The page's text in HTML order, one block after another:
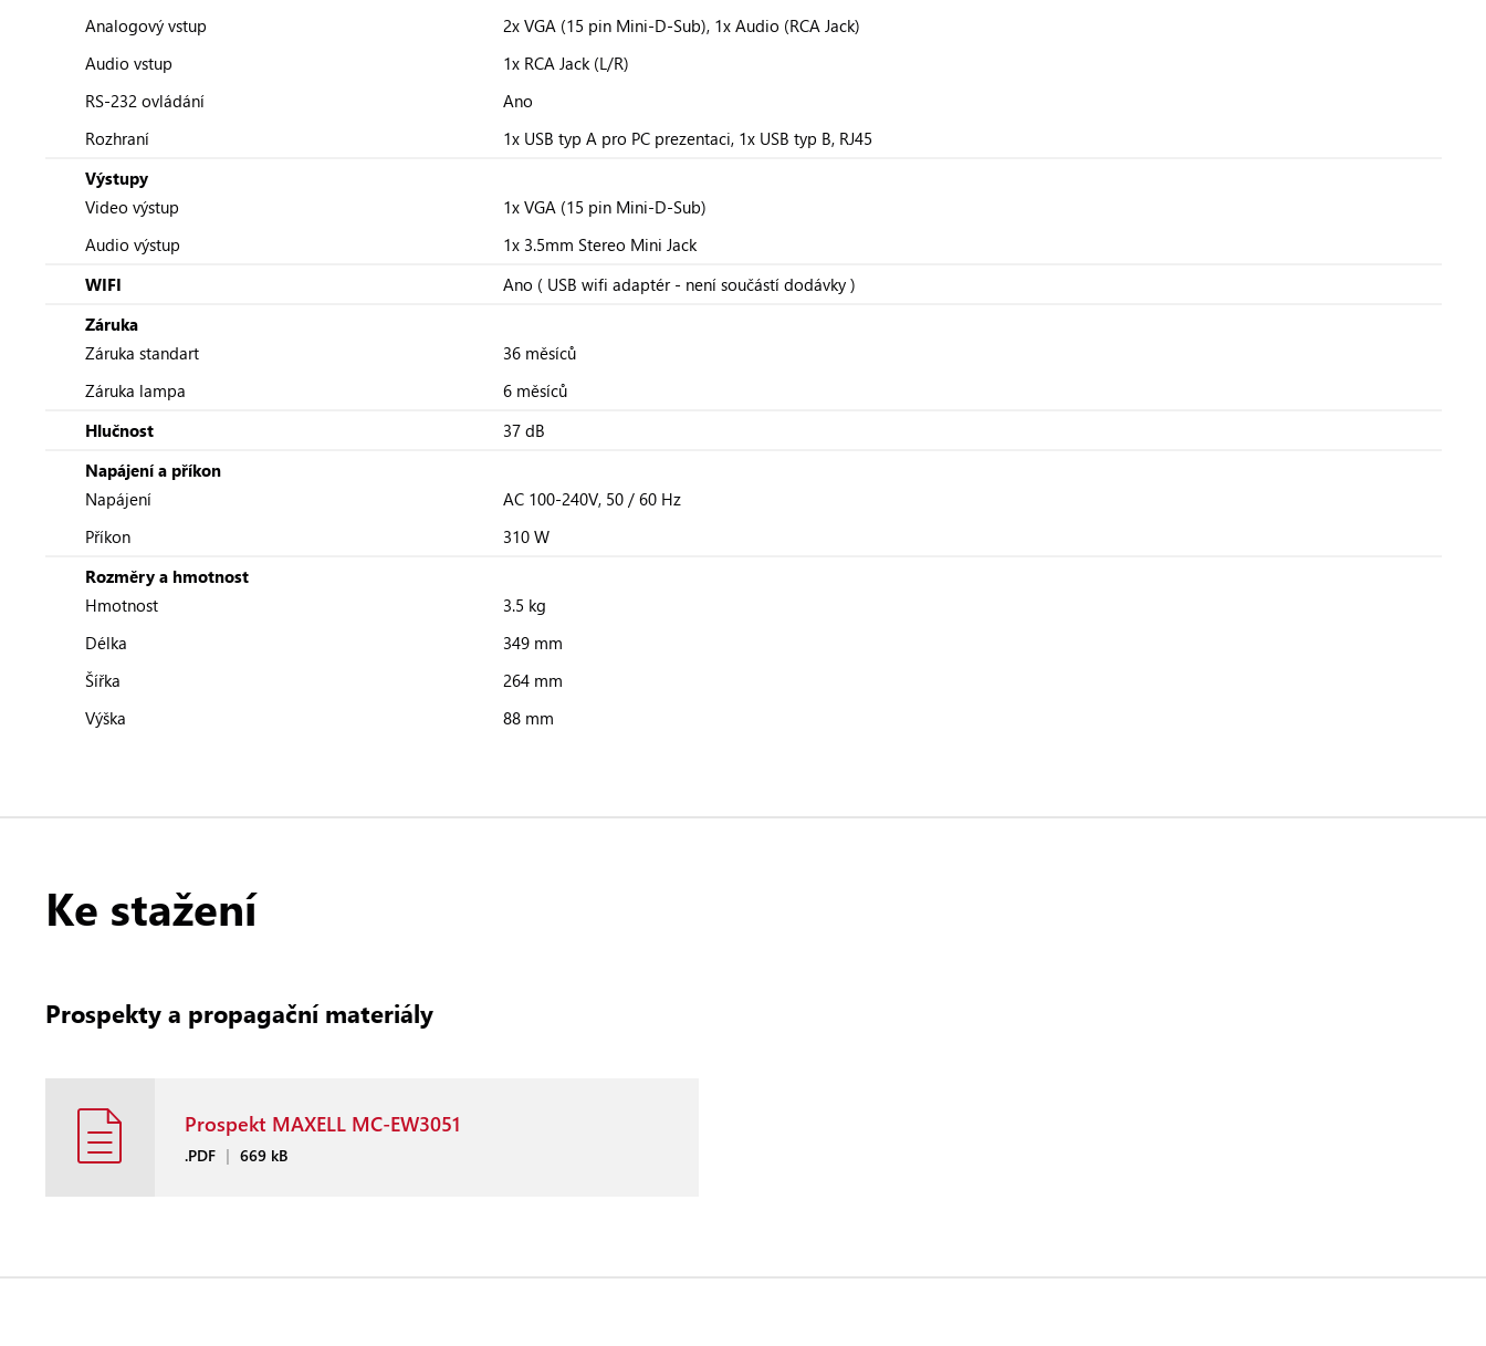
Analogový vstup
2x VGA (15 pin Mini-D-Sub), 1x Audio (RCA Jack)
Audio vstup
1x RCA Jack (L/R)
RS-232 ovládání
Ano
Rozhraní
1x USB typ A pro PC prezentaci, 1x USB typ B, RJ45
Výstupy
Video výstup
1x VGA (15 pin Mini-D-Sub)
Audio výstup
1x 3.5mm Stereo Mini Jack
WIFI
Ano ( USB wifi adaptér - není součástí dodávky )
Záruka
Záruka standart
36 měsíců
Záruka lampa
6 měsíců
Hlučnost
37 dB
Napájení a příkon
Napájení
AC 100-240V, 50 / 60 Hz
Příkon
310 W
Rozměry a hmotnost
Hmotnost
3.5 kg
Délka
349 mm
Šířka
264 mm
Výška
88 mm
Ke stažení
Prospekty a propagační materiály
Prospekt MAXELL MC-EW3051
.PDF | 669 kB